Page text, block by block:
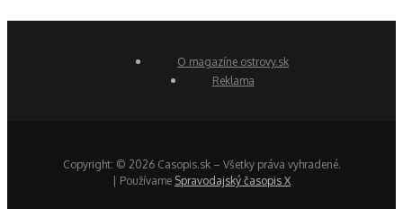
O magazíne ostrovy.sk
Reklama
Copyright: © 2026 Casopis.sk – Všetky práva vyhradené.
| Používame Spravodajský časopis X